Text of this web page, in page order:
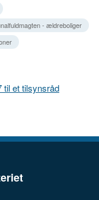
- ældreboliger
til et tilsynsråd